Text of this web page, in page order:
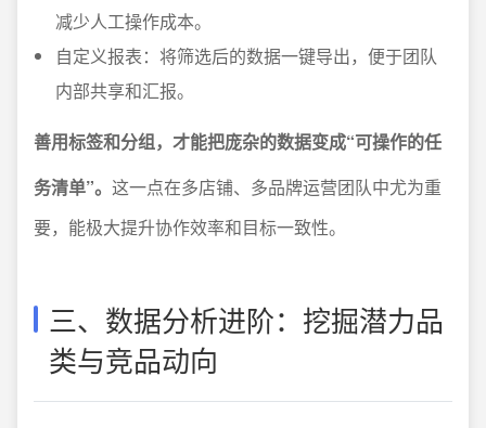
减少人工操作成本。
自定义报表：将筛选后的数据一键导出，便于团队
内部共享和汇报。
善用标签和分组，才能把庞杂的数据变成“可操作的任
务清单”。 这一点在多店铺、多品牌运营团队中尤为重
要，能极大提升协作效率和目标一致性。
三、数据分析进阶：挖掘潜力品
类与竞品动向